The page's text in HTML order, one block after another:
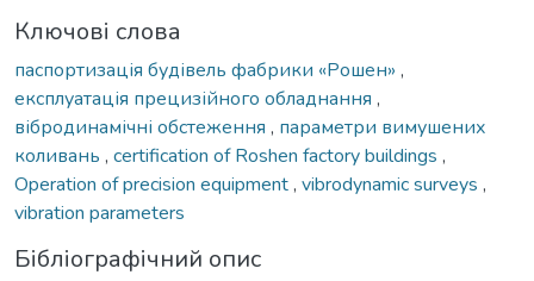
Ключові слова
паспортизація будівель фабрики «Рошен» ,
експлуатація прецизійного обладнання ,
вібродинамічні обстеження , параметри вимушених
коливань , certification of Roshen factory buildings ,
Operation of precision equipment, vibrodynamic surveys ,
vibration parameters
Бібліографічний опис